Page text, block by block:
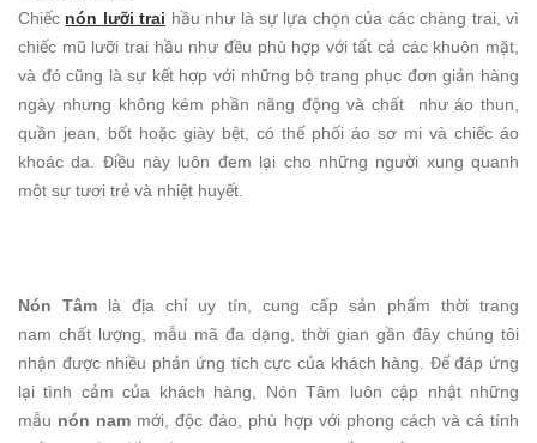
Chiếc nón lưỡi trai hầu như là sự lựa chọn của các chàng trai, vì
chiếc mũ lưỡi trai hầu như đều phù hợp với tất cả các khuôn mặt,
và đó cũng là sự kết hợp với những bộ trang phục đơn giản hàng
ngày nhưng không kém phần năng động và chất như áo thun,
quần jean, bốt hoặc giày bệt, có thể phối áo sơ mi và chiếc áo
khoác da. Điều này luôn đem lại cho những người xung quanh
một sự tươi trẻ và nhiệt huyết.
Nón Tâm là địa chỉ uy tín, cung cấp sản phẩm thời trang
nam chất lượng, mẫu mã đa dạng, thời gian gần đây chúng tôi
nhận được nhiều phản ứng tích cực của khách hàng. Để đáp ứng
lại tình cảm của khách hàng, Nón Tâm luôn cập nhật những
mẫu nón nam mới, độc đáo, phù hợp với phong cách và cá tính